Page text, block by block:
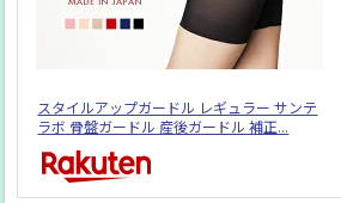
スタイルアップガードル レギュラー サンテ
ラボ 骨盤ガードル 産後ガードル 補正...